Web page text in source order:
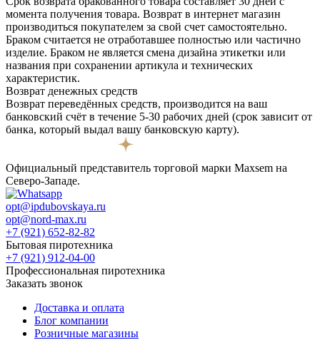
момента получения товара. Возврат в интернет магазин
производиться покупателем за свой счет самостоятельно.
Браком считается не отработавшее полностью или частично
изделие. Браком не является смена дизайна этикетки или
названия при сохранении артикула и технических
характеристик.
Возврат денежных средств
Возврат переведённых средств, производится на ваш
банковский счёт в течение 5-30 рабочих дней (срок зависит от
банка, который выдал вашу банковскую карту).
Официальный представитель торговой марки Maxsem на
Северо-Западе.
opt@ipdubovskaya.ru
opt@nord-max.ru
+7 (921) 652-82-82
Бытовая пиротехника
+7 (921) 912-04-00
Профессиональная пиротехника
Заказать звонок
Доставка и оплата
Блог компании
Розничные магазины